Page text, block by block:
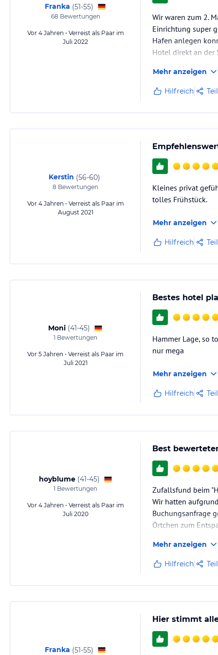
Franka (51-55)
68 Bewertungen
Vor 4 Jahren • Verreist als Paar im
Juli 2022
Wir waren zum 2.
Einrichtung super
Hafen anlegen
Hotel direkt an der
Mehr anzeigen
Hilfreich
Kerstin (56-60)
8 Bewertungen
Vor 4 Jahren • Verreist als Paar im
August 2021
Kleines privat
tolles Frühstück.
Mehr anzeigen
Hilfreich
Moni (41-45)
1 Bewertungen
Vor 5 Jahren • Verreist als Paar im
Juli 2021
Bestes hotel
Hammer Lage, so
nur mega
Mehr anzeigen
Hilfreich
hoyblume (41-45)
1 Bewertungen
Vor 4 Jahren • Verreist als Paar im
Juli 2020
Best
Zufallsfund beim
Wir hatten
Buchungsanfrage
Örtchen zum
Mehr anzeigen
Hilfreich
Franka (51-55)
Hier stimmt